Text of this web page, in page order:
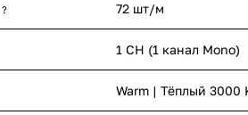
? 72 шт/м
1 CH (1 канал Mono)
Warm | Тёплый 3000